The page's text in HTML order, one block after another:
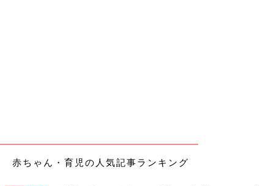
赤ちゃん・育児の人気記事ランキング